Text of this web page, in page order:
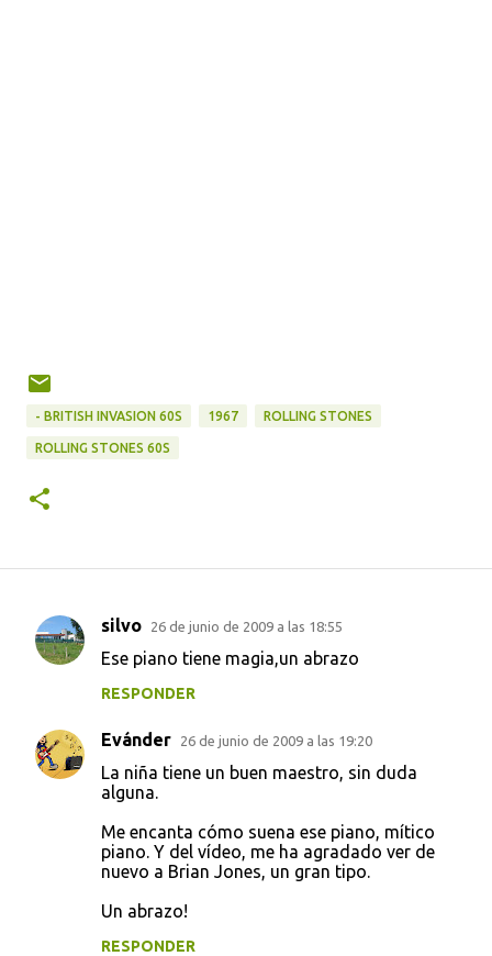
- BRITISH INVASION 60S 1967 ROLLING STONES
ROLLING STONES 60S
C
e
n
silvo 26 de junio de 2009 a las 18:55
Ese piano tiene magia,un abrazo
RESPONDER
Evánder 26 de junio de 2009 a las 19:20
La niña tiene un buen maestro, sin duda
alguna.
Me encanta cómo suena ese piano, mítico
piano. Y del vídeo, me ha agradado ver de
nuevo a Brian Jones, un gran tipo.
Un abrazo!
RESPONDER